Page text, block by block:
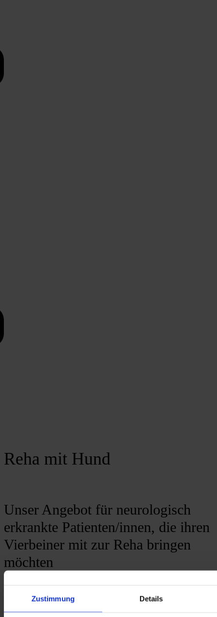
Zustimmung Details
Reha mit Hund
Unser Angebot für neurologisch
erkrankte Patienten/innen, die ihren
Vierbeiner mit zur Reha bringen
möchten
Nur ungern gibt man Hunde, die auf unsere Betreuung und
Zuwendung angewiesen sind, in fremde Hände. Deshalb können